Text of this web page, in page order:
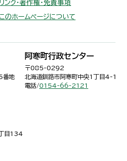
リンク・著作権・免責事項
このホームページについて
番地
阿寒町行政センター
〒085-0292
北海道釧路市阿寒町中央1丁目4-1
電話/0154-66-2121
目134